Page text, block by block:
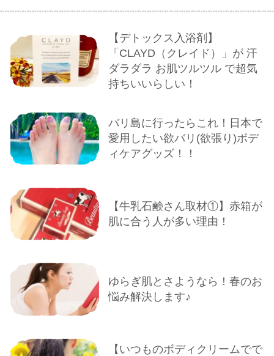
【デトックス入浴剤】
「CLAYD（クレイド）」が 汗
ダラダラ お肌ツルツル で超気
持ちいいらしい！
バリ島に行ったらこれ！日本で
愛用したい欲バリ(欲張り)ボデ
ィケアグッズ！！
【牛乳石鹸さん取材①】赤箱が
肌に合う人が多い理由！
ゆらぎ肌とさようなら！春のお
悩み解決します♪
【いつものボディクリームでで